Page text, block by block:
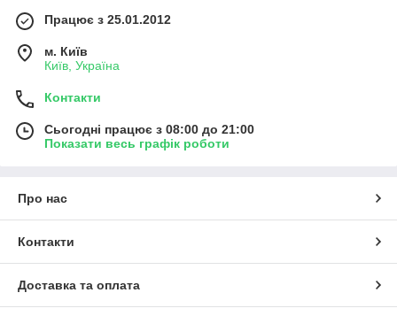
Працює з 25.01.2012
м. Київ
Київ, Україна
Контакти
Сьогодні працює з 08:00 до 21:00
Показати весь графік роботи
Про нас
Контакти
Доставка та оплата